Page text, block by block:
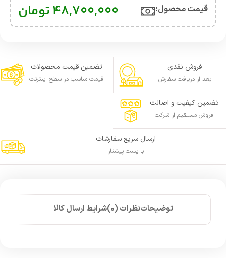
قیمت محصول:​ 48,700,000تومان
فروش نقدی
بعد از دریافت سفارش
تضمین قیمت محصولات
قیمت مناسب در سطح اینترنت
تضمین کیفیت و اصالت
فروش مستقیم از شرکت
ارسال سریع سفارشات
با پست پیشتاز
توضیحاتنظرات (0) شرایط ارسال کالا